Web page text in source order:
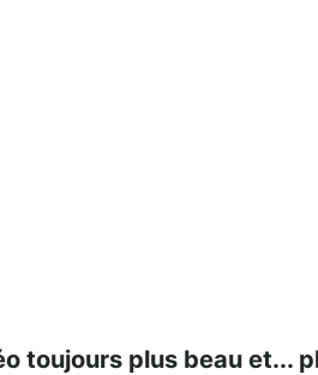
toujours plus beau et...